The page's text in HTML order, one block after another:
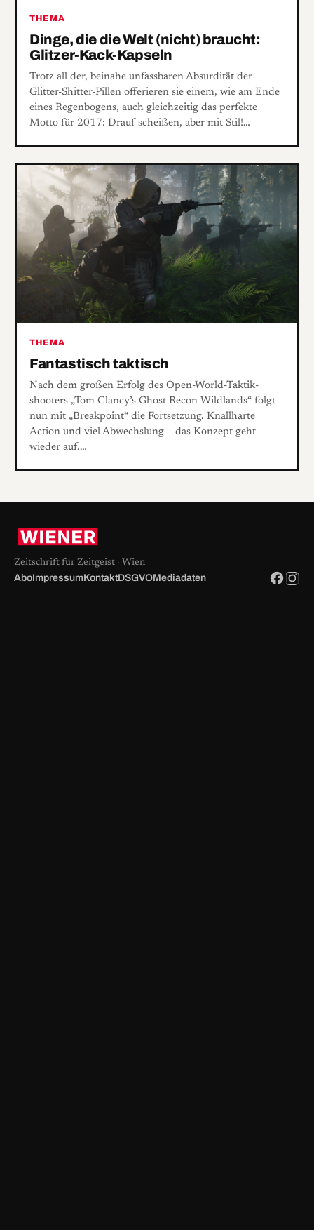
THEMA
Dinge, die die Welt (nicht) braucht:
Glitzer-Kack-Kapseln
Trotz all der, beinahe unfassbaren Absurdität der
Glitter-Shitter-Pillen offerieren sie einem, wie am Ende
eines Regenbogens, auch gleichzeitig das perfekte
Motto für 2017: Drauf scheißen, aber mit Stil!…
THEMA
Fantastisch taktisch
Nach dem großen Erfolg des Open-World-Taktik­
shooters „Tom Clancy’s Ghost Recon Wildlands“ folgt
nun mit „Breakpoint“ die Fortsetzung. Knallharte
Action und viel Abwechslung – das Konzept geht
wieder auf.…
Zeitschrift für Zeitgeist · Wien
AboImpressumKontaktDSGVOMediadaten